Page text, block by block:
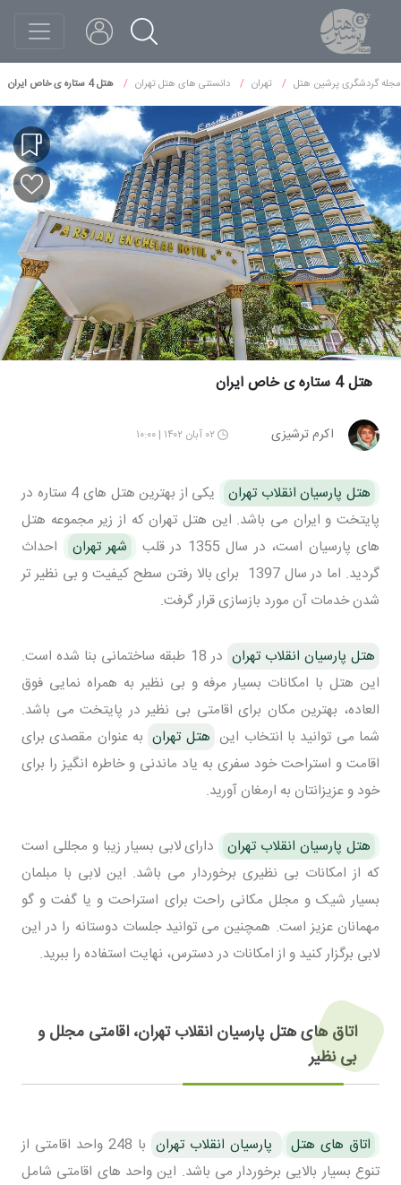
مجله گردشگری پرشین هتل تهران دانستنی های هتل تهران هتل 4 ستاره ی خاص ایران
هتل 4 ستاره ی خاص ایران
اکرم ترشیزی ۰۲ آبان ۱۴۰۲ | ۱۰:۰۰
هتل پارسیان انقلاب تهران
یکی از بهترین هتل های 4 ستاره در
پایتخت و ایران می باشد. این هتل تهران که از زیر مجموعه هتل
های پارسیان است، در سال 1355 در قلب
شهر تهران
احداث
گردید. اما در سال 1397 برای بالا رفتن سطح کیفیت و بی نظیر تر
شدن خدمات آن مورد بازسازی قرار گرفت.
هتل پارسیان انقلاب تهران
در 18 طبقه ساختمانی بنا شده است.
این هتل با امکانات بسیار مرفه و بی نظیر به همراه نمایی فوق
العاده، بهترین مکان برای اقامتی بی نظیر در پایتخت می باشد.
شما می توانید با انتخاب این هتل تهران به عنوان مقصدی برای
اقامت و استراحت خود سفری به یاد ماندنی و خاطره انگیز را برای
خود و عزیزانتان به ارمغان آورید.
هتل پارسیان انقلاب تهران
دارای لابی بسیار زیبا و مجللی است
که از امکانات بی نظیری برخوردار می باشد. این لابی با مبلمان
بسیار شیک و مجلل مکانی راحت برای استراحت و یا گفت و گو
مهمانان عزیز است. همچنین می توانید جلسات دوستانه را در این
لابی برگزار کنید و از امکانات در دسترس، نهایت استفاده را ببرید.
اتاق های هتل پارسیان انقلاب تهران، اقامتی مجلل و
بی نظیر
اتاق های هتل پارسیان انقلاب تهران
با 248 واحد اقامتی از
تنوع بسیار بالایی برخوردار می باشد. این واحد های اقامتی شامل